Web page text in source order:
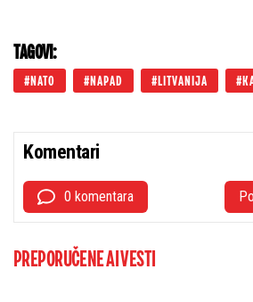
TAGOVI:
NATO NAPAD LITVANIJA
Komentari
0 komentara
PREPORUČENE AI VESTI